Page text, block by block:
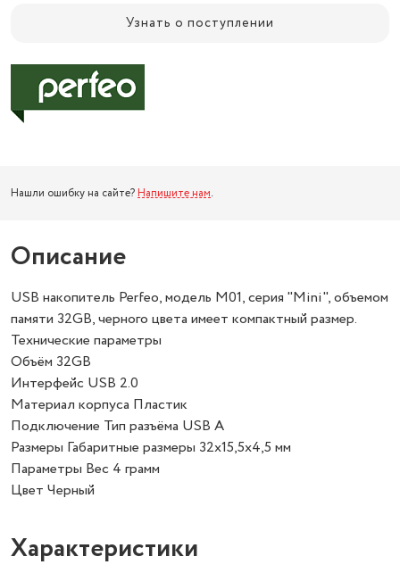
Узнать о поступлении
Нашли ошибку на сайте? Напишите нам.
Описание
USB накопитель Perfeo, модель M01, серия "Mini", объемом
памяти 32GB, черного цвета имеет компактный размер.
Технические параметры
Объём 32GB
Интерфейс USB 2.0
Материал корпуса Пластик
Подключение Тип разъёма USB A
Размеры Габаритные размеры 32х15,5х4,5 мм
Параметры Вес 4 грамм
Цвет Черный
Характеристики